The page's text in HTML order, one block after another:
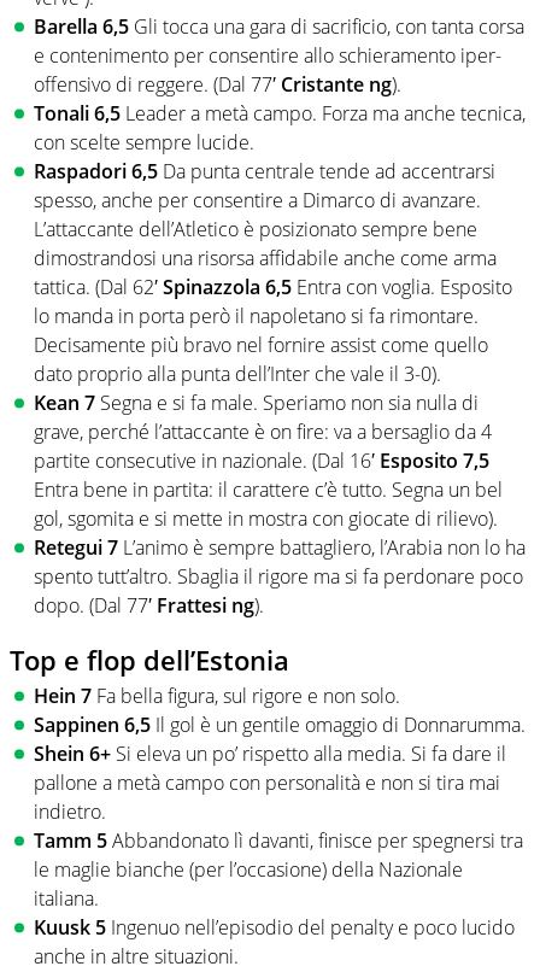
Barella 6,5 Gli tocca una gara di sacrificio, con tanta corsa
e contenimento per consentire allo schieramento iper-
offensivo di reggere. (Dal 77′ Cristante ng).
Tonali 6,5 Leader a metà campo. Forza ma anche tecnica,
con scelte sempre lucide.
Raspadori 6,5 Da punta centrale tende ad accentrarsi
spesso, anche per consentire a Dimarco di avanzare.
L’attaccante dell’Atletico è posizionato sempre bene
dimostrandosi una risorsa affidabile anche come arma
tattica. (Dal 62′Spinazzola 6,5 Entra con voglia. Esposito
lo manda in porta però il napoletano si fa rimontare.
Decisamente più bravo nel fornire assist come quello
dato proprio alla punta dell’Inter che vale il 3-0).
Kean 7 Segna e si fa male. Speriamo non sia nulla di
grave, perché l’attaccante è on fire: va a bersaglio da 4
partite consecutive in nazionale. (Dal 16′ Esposito 7,5
Entra bene in partita: il carattere c’è tutto. Segna un bel
gol, sgomita e si mette in mostra con giocate di rilievo).
Retegui 7 L’animo è sempre battagliero, l’Arabia non lo ha
spento tutt’altro. Sbaglia il rigore ma si fa perdonare poco
dopo. (Dal 77′ Frattesi ng).
Top e flop dell’Estonia
Hein 7 Fa bella figura, sul rigore e non solo.
Sappinen 6,5 Il gol è un gentile omaggio di Donnarumma.
Shein 6+ Si eleva un po’ rispetto alla media. Si fa dare il
pallone a metà campo con personalità e non si tira mai
indietro.
Tamm 5Abbandonato lì davanti, finisce per spegnersi tra
le maglie bianche (per l’occasione) della Nazionale
italiana.
Kuusk 5 Ingenuo nell’episodio del penalty e poco lucido
anche in altre situazioni.